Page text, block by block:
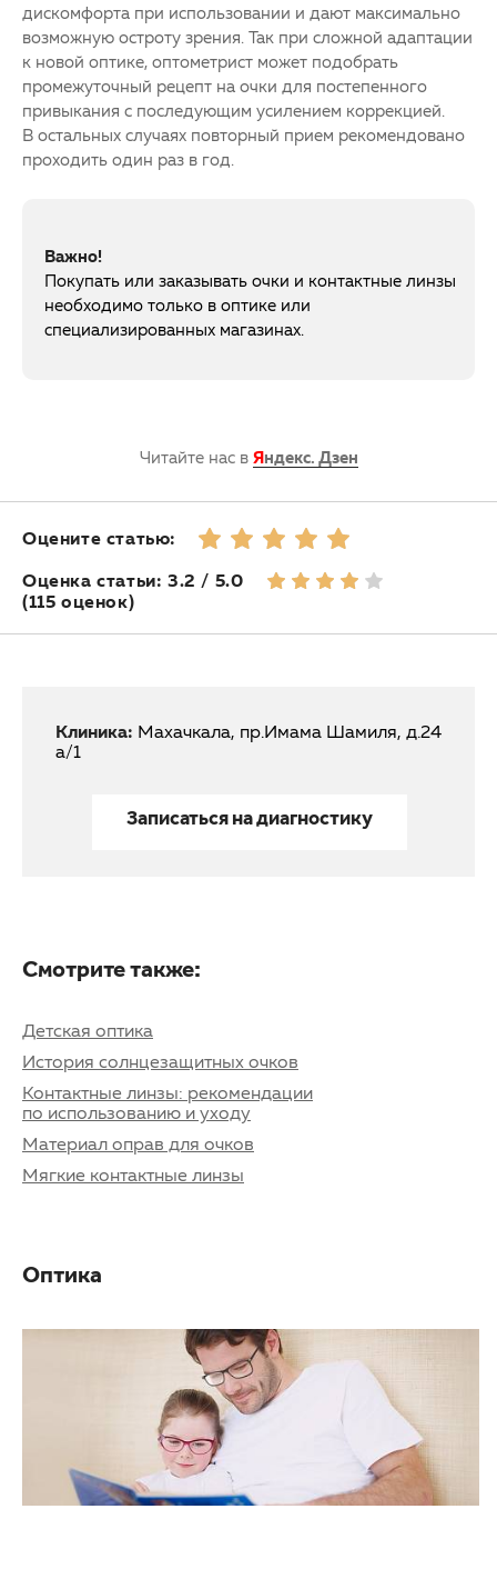
дискомфорта при использовании и дают максимально
возможную остроту зрения. Так при сложной адаптации
к новой оптике, оптометрист может подобрать
промежуточный рецепт на очки для постепенного
привыкания с последующим усилением коррекцией.
В остальных случаях повторный прием рекомендовано
проходить один раз в год.
Важно!
Покупать или заказывать очки и контактные линзы
необходимо только в оптике или
специализированных магазинах.
Читайте нас в Яндекс. Дзен
Оцените статью:
Оценка статьи: 3.2 / 5.0
(115 оценок)
Клиника: Махачкала, пр.Имама Шамиля, д.24
а/1
Записаться на диагностику
Смотрите также:
Детская оптика
История солнцезащитных очков
Контактные линзы: рекомендации
по использованию и уходу
Материал оправ для очков
Мягкие контактные линзы
Оптика